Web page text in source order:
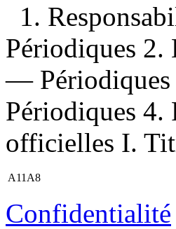
1.
Périodiques
—
Périodiques 4.
officielles I.
A11A8
Confidentialité